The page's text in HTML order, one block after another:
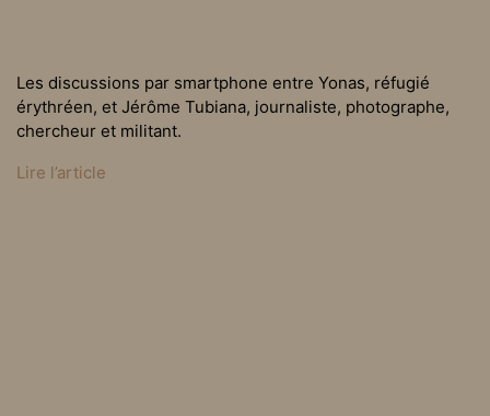
Les discussions par smartphone entre Yonas, réfugié
érythréen, et Jérôme Tubiana, journaliste, photographe,
chercheur et militant.
Lire l’article